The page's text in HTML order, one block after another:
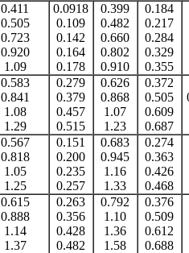
0.411
0.505
0.723
0.920
1.09
0.0918
0.109
0.142
0.164
0.178
0.399
0.482
0.660
0.802
0.910
0.184
0.217
0.284
0.329
0.355
0.583
0.841
1.08
1.29
0.279
0.379
0.457
0.515
0.626
0.868
1.07
1.23
0.372
0.505
0.609
0.687
0.567
0.818
1.05
1.25
0.151
0.200
0.235
0.257
0.683
0.945
1.16
1.33
0.274
0.363
0.426
0.468
0.615
0.888
1.14
1.37
0.263
0.356
0.428
0.482
0.792
1.10
1.36
1.58
0.376
0.509
0.612
0.688